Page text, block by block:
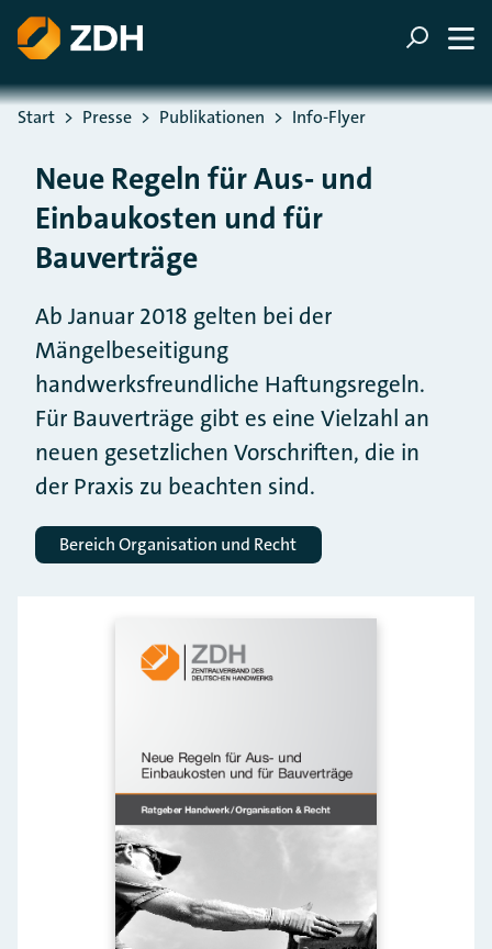
ZUM HAUPTINHALT SPRINGEN
ZUR SUCHE SPRINGEN
Sie befinden sich hier:
Start Presse Publikationen Info-Flyer
Neue Regeln für Aus- und
Einbaukosten und für
Bauverträge
Ab Januar 2018 gelten bei der
Mängelbeseitigung
handwerksfreundliche Haftungsregeln.
Für Bauverträge gibt es eine Vielzahl an
neuen gesetzlichen Vorschriften, die in
der Praxis zu beachten sind.
Bereich Organisation und Recht